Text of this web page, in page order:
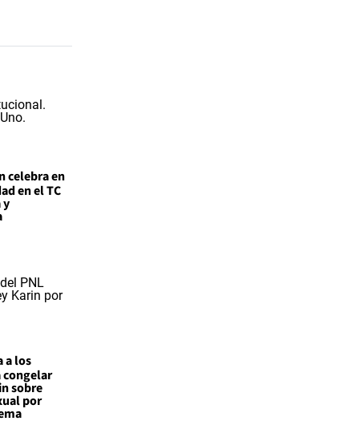
celebra en
en el TC
y
a los
congelar
sobre
por